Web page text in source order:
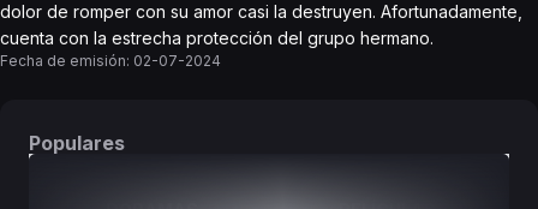
dolor de romper con su amor casi la destruyen. Afortunadamente,
cuenta con la estrecha protección del grupo hermano.
Fecha de emisión: 02-07-2024
Populares